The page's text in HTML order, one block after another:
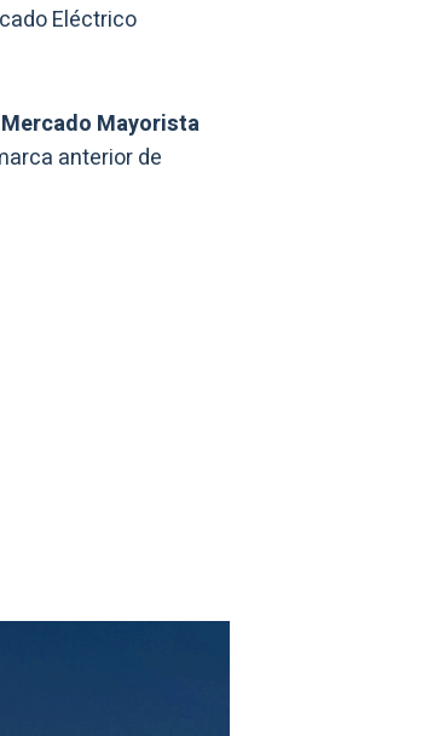
Eléctrico
Mayorista
anterior de